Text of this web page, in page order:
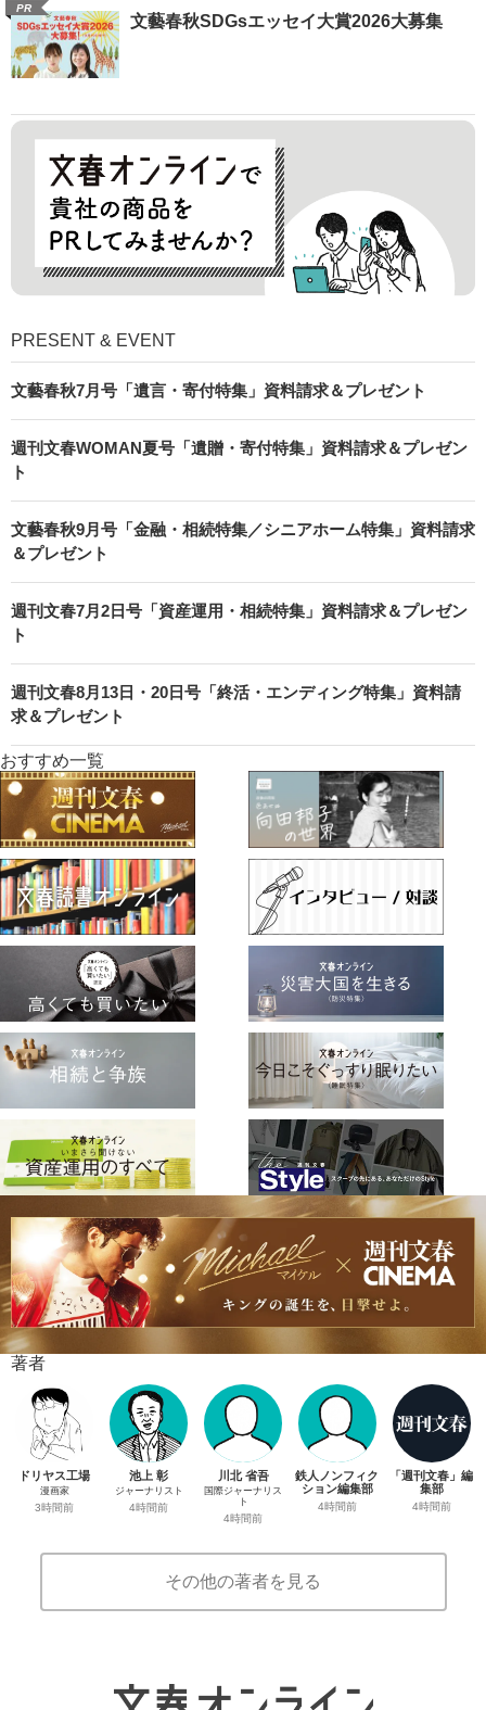
PR
文藝春秋SDGsエッセイ大賞2026大募集
PRESENT & EVENT
文藝春秋7月号「遺言・寄付特集」資料請求＆プレゼント
週刊文春WOMAN夏号「遺贈・寄付特集」資料請求＆プレゼン
ト
文藝春秋9月号「金融・相続特集／シニアホーム特集」資料請求
＆プレゼント
週刊文春7月2日号「資産運用・相続特集」資料請求＆プレゼン
ト
週刊文春8月13日・20日号「終活・エンディング特集」資料請
求＆プレゼント
おすすめ一覧
著者
ドリヤス工場
漫画家
3時間前
池上 彰
ジャーナリスト
4時間前
川北 省吾
国際ジャーナリス
ト
4時間前
鉄人ノンフィク
ション編集部
4時間前
「週刊文春」編
集部
4時間前
その他の著者を見る